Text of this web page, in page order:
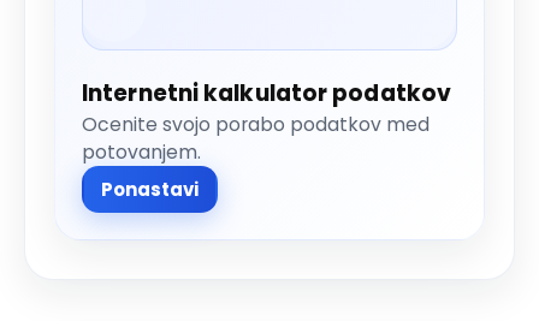
Internetni kalkulator podatkov
Ocenite svojo porabo podatkov med
potovanjem.
Ponastavi